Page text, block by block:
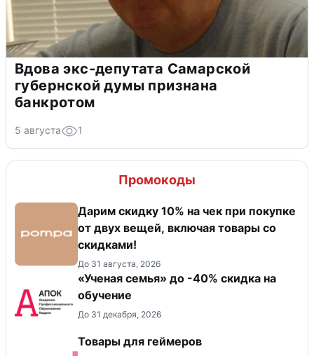
Вдова экс-депутата Самарской
губернской думы признана
банкротом
5 августа 1
Промокоды
Дарим скидку 10% на чек при покупке
от двух вещей, включая товары со
скидками!
До 31 августа, 2026
«Ученая семья» до -40% скидка на
обучение
До 31 декабря, 2026
Товары для геймеров